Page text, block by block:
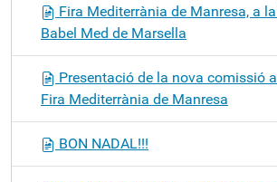
Fira Mediterrània de Manresa, a
Babel Med de Marsella
Presentació de la nova comissió
Fira Mediterrània de Manresa
BON NADAL!!!